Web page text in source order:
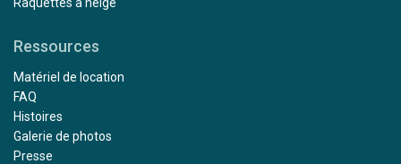
Ressources
Matériel de location
FAQ
Histoires
Galerie de photos
Presse